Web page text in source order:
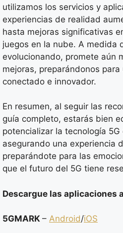
utilizamos los servicios y
experiencias de realidad
hasta mejoras significativas
juegos en la nube. A medida
evolucionando, promete aún
mejoras, preparándonos
conectado e innovador.
En resumen, al seguir las
guía completo, estarás bien
potencializar la tecnología 5G
asegurando una experiencia
preparándote para las
que el futuro del 5G tiene
Descargue las aplicaciones
5GMARK – Android/iOS